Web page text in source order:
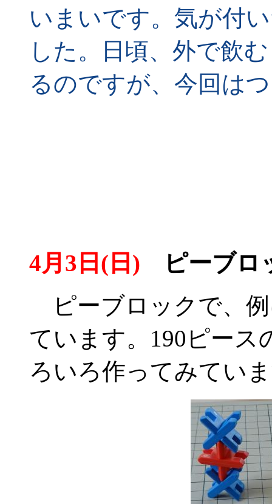
いまいです。気が付
した。日頃、外で飲
るのですが、今回は
4月3日(日) ピーブロ
ピーブロックで、
ています。190ピース
ろいろ作ってみてい